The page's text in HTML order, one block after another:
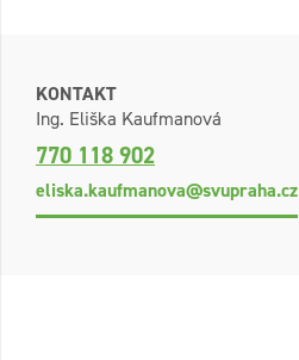
KONTAKT
Ing. Eliška Kaufmanová
770 118 902
eliska.kaufmanova@svupraha.cz